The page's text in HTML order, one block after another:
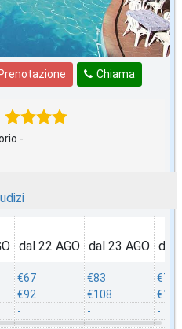
Chiama
-
dal 22 AGO
€67
€92
-
dal 23 AGO
€83
€108
-
dal
€75
€100
-